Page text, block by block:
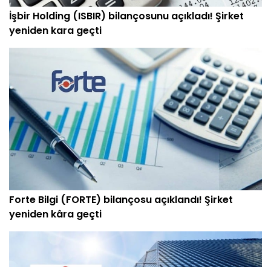
İşbir Holding (ISBIR) bilançosunu açıkladı! Şirket
yeniden kara geçti
Forte Bilgi (FORTE) bilançosu açıklandı! Şirket
yeniden kâra geçti